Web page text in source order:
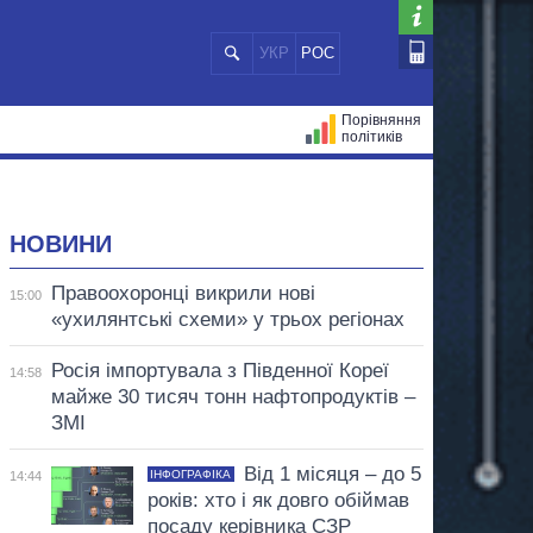
УКР РОС
Порівняння
політиків
НОВИНИ
15:00
Правоохоронці викрили нові
«ухилянтські схеми» у трьох регіонах
14:58
Росія імпортувала з Південної Кореї
майже 30 тисяч тонн нафтопродуктів –
ЗМІ
14:44 ІНФОГРАФІКА
Від 1 місяця – до 5
років: хто і як довго обіймав
посаду керівника СЗР